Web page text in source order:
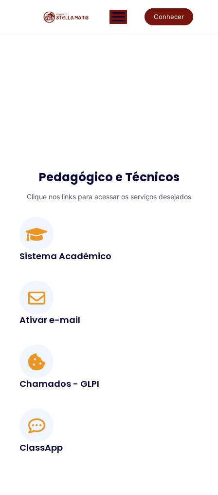
Conhecer
Pedagógico e Técnicos
Clique nos links para acessar os serviços desejados
Sistema Acadêmico
Ativar e-mail
Chamados - GLPI
ClassApp